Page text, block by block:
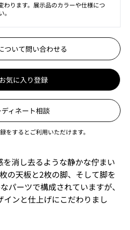
わります。展示品のカラーや仕様につ
ついて問い合わせる
お気に入り登録
ディネート相談
するとご利用いただけます。
を消し去るような静かな佇まい
の天板と2枚の脚、そして脚を
パーツで構成されていますが、
ンと仕上げにこだわりまし